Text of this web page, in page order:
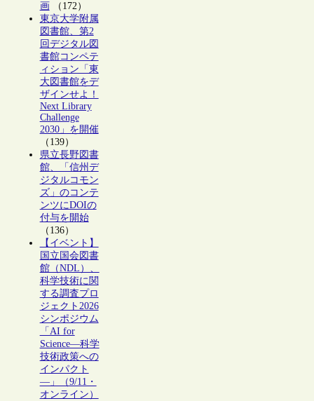
画 （172）
東京大学附属
図書館、第2
回デジタル図
書館コンペテ
ィション「東
大図書館をデ
ザインせよ！
Next Library
Challenge
2030」を開催
（139）
県立長野図書
館、「信州デ
ジタルコモン
ズ」のコンテ
ンツにDOIの
付与を開始
（136）
【イベント】
国立国会図書
館（NDL）、
科学技術に関
する調査プロ
ジェクト2026
シンポジウム
「AI for
Science―科学
技術政策への
インパクト
―」（9/11・
オンライン）